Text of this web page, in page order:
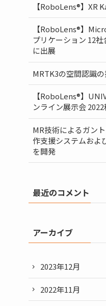
【RoboLens®】XR
【RoboLens®】
プリケーション 12
に出展
MRTK3の空間認識
【RoboLens®】
ンライン展示会
MR技術によるガン
作支援システムおよ
を開発
最近のコメント
アーカイブ
2023年12月
2022年11月